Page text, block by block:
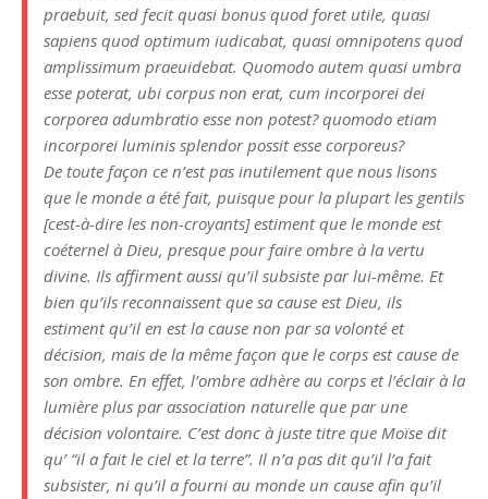
praebuit, sed fecit quasi bonus quod foret utile, quasi
sapiens quod optimum iudicabat, quasi omnipotens quod
amplissimum praeuidebat. Quomodo autem quasi umbra
esse poterat, ubi corpus non erat, cum incorporei dei
corporea adumbratio esse non potest? quomodo etiam
incorporei luminis splendor possit esse corporeus?
De toute façon ce n’est pas inutilement que nous lisons
que le monde a été fait, puisque pour la plupart les gentils
[cest-à-dire les non-croyants] estiment que le monde est
coéternel à Dieu, presque pour faire ombre à la vertu
divine. Ils affirment aussi qu’il subsiste par lui-même. Et
bien qu’ils reconnaissent que sa cause est Dieu, ils
estiment qu’il en est la cause non par sa volonté et
décision, mais de la même façon que le corps est cause de
son ombre. En effet, l’ombre adhère au corps et l’éclair à la
lumière plus par association naturelle que par une
décision volontaire. C’est donc à juste titre que Moïse dit
qu’ “il a fait le ciel et la terre”. Il n’a pas dit qu’il l’a fait
subsister, ni qu’il a fourni au monde un cause afin qu’il